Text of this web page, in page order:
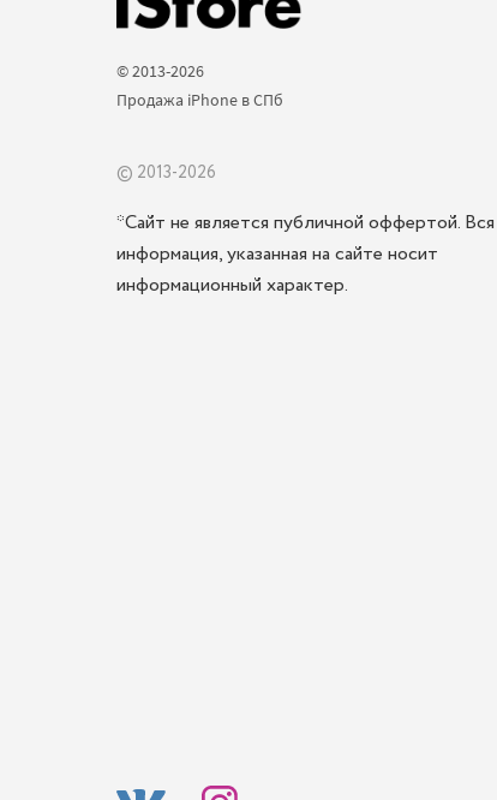
© 2013-2026
Продажа iPhone в СПб
© 2013-2026
*Сайт не является публичной оффертой. Вся
информация, указанная на сайте носит
информационный характер.